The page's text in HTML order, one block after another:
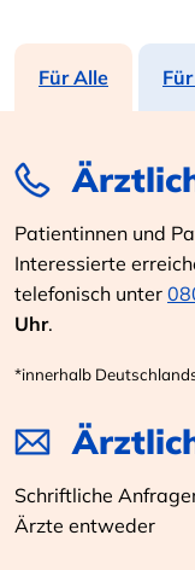
Für Alle
Patientinnen und
Interessierte
telefonisch unter
Uhr.
*innerhalb
Schriftliche
Ärzte entweder